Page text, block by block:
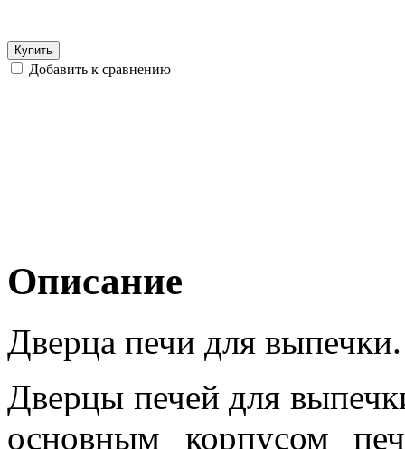
Купить
Добавить к сравнению
Описание
Дверца печи для
Дверцы печей для
основным корпусом